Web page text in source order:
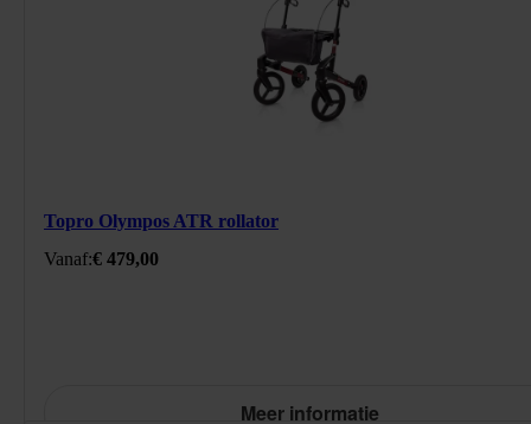
Topro Olympos ATR rollator
479
EUR
https://schema.org/InStock
Standaard prijs: € 479,00
Vanaf:€ 479,00
Meer informatie